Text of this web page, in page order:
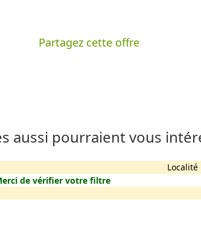
Partagez cette offre
aussi pourraient vous
Localité
de vérifier votre filtre